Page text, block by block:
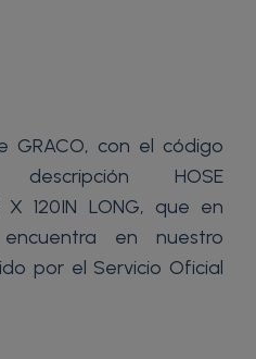
GRACO, con el código
HOSE
4 X 120IN LONG, que en
en nuestro
por el Servicio Oficial